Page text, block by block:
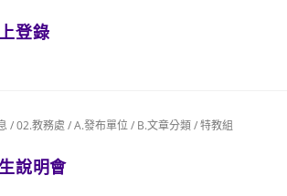
登錄
/02.教務處 /A.發布單位/ B.文章分類/特教組
說明會